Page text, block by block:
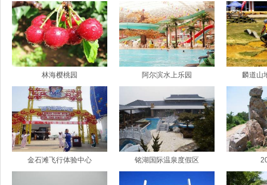
林海樱桃园 阿尔滨水上乐园 麟道山
金石滩飞行体验中心 铭湖国际温泉度假区